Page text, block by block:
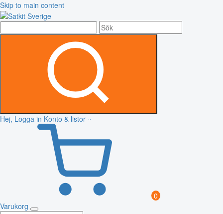
Skip to main content
Hej, Logga in Konto & listor
0
Varukorg